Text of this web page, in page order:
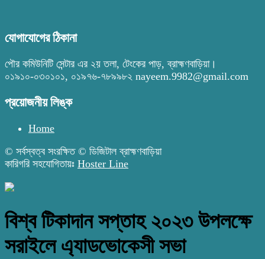
যোগাযোগের ঠিকানা
পৌর কমিউনিটি সেন্টার এর ২য় তলা, টেংকের পাড়, ব্রাহ্মণবাড়িয়া।
০১৯১০-০৩০১০১, ০১৯৭৬-৭৮৯৯৮২ nayeem.9982@gmail.com
প্রয়োজনীয় লিঙ্ক
Home
© সর্বস্বত্ব সংরক্ষিত © ডিজিটাল ব্রাহ্মণবাড়িয়া
কারিগরি সহযোগিতায়ঃ Hoster Line
বিশ্ব টিকাদান সপ্তাহ ২০২৩ উপলক্ষে
সরাইলে এ্যাডভোকেসী সভা